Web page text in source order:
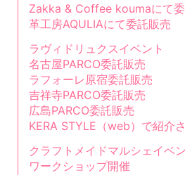
Zakka & Coffee koumaにて
革工房AQULIAにて委託販売
ラヴィドリュクスイベント
名古屋PARCO委託販売
ラフォーレ原宿委託販売
吉祥寺PARCO委託販売
広島PARCO委託販売
KERA STYLE（web）で紹介さ
クラフトメイドマルシェイベ
ワークショップ開催